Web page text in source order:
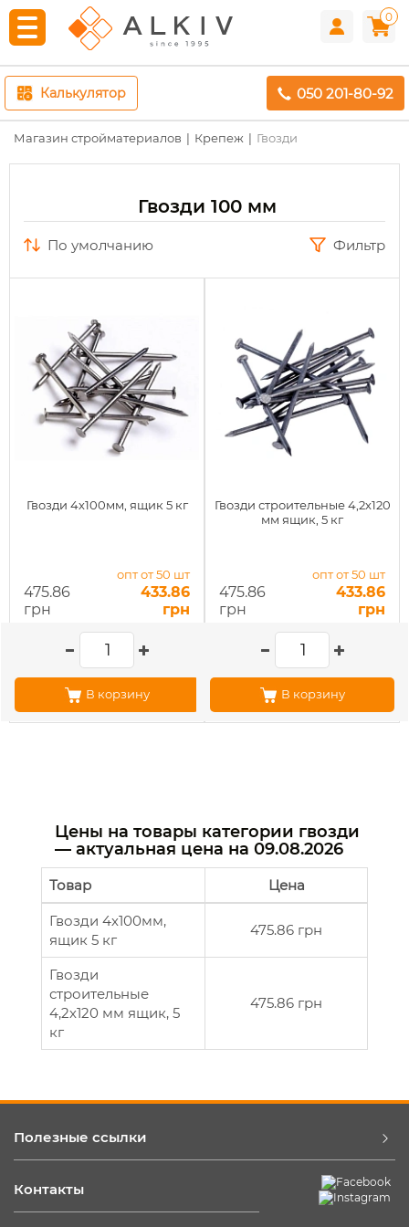
0
Калькулятор 050 201-80-92
Магазин стройматериалов Крепеж Гвозди
Гвозди 100 мм
по умолчанию Фильтр
Гвозди 4х100мм, ящик 5 кг
475.86
грн
опт от 50 шт
433.86
грн
В корзину
Гвозди строительные 4,2х120
мм ящик, 5 кг
475.86
грн
опт от 50 шт
433.86
грн
В корзину
Цены на товары категории гвозди
— актуальная цена на 09.08.2026
Товар Цена
Гвозди 4х100мм,
ящик 5 кг
475.86 грн
Гвозди
строительные
4,2х120 мм ящик, 5
кг
475.86 грн
Полезные ссылки
Контакты